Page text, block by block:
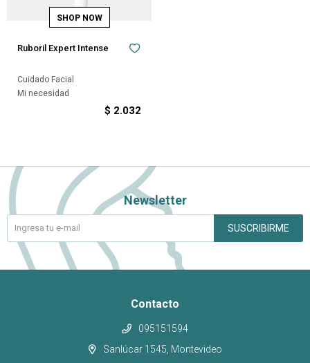
Ruboril Expert Intense
Cuidado Facial
Mi necesidad
$ 2.032
Contacto
095151594
Sanlúcar 1545, Montevideo
Newsletter
SUSCRIBIRME